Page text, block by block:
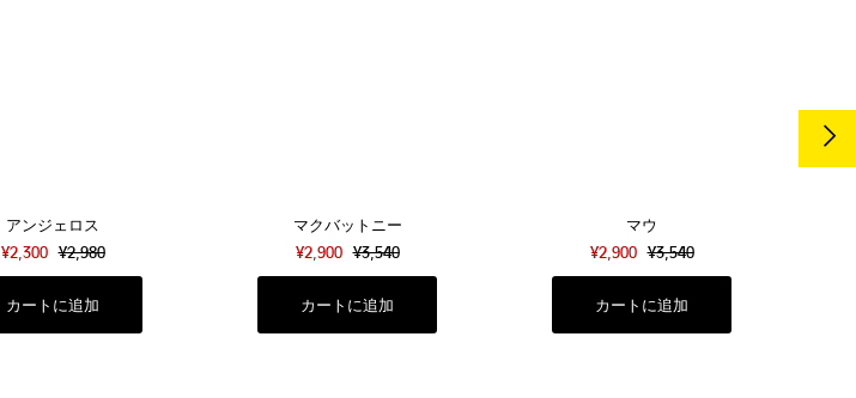
アンジェロス
¥2,300 ¥2,980
マクバットニー
¥2,900 ¥3,540
マウ
¥2,900 ¥3,540